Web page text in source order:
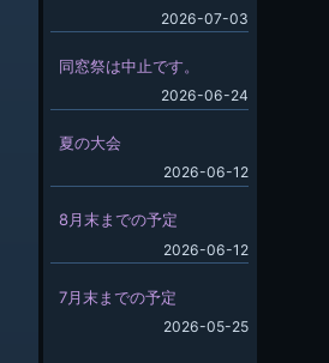
2026-07-03
同窓祭は中止です。
2026-06-24
夏の大会
2026-06-12
8月末までの予定
2026-06-12
7月末までの予定
2026-05-25